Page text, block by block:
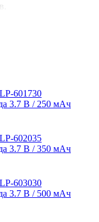
601730
3.7 В / 250 мАч
602035
3.7 В / 350 мАч
603030
3.7 В / 500 мАч